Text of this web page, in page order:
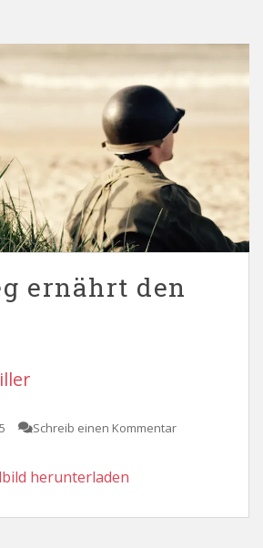
ernährt den
Schreib einen Kommentar
herunterladen